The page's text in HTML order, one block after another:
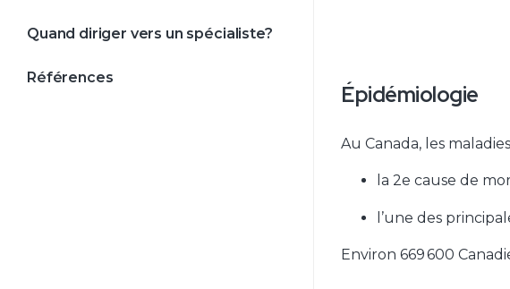
Quand diriger vers un spécialiste?
Références
Épidémiologie
Au Canada, les
la 2e cause de
l’une des
Environ 669 600